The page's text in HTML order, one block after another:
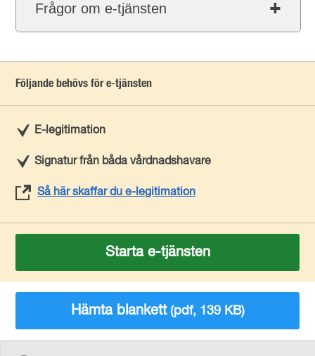
Frågor om e-tjänsten
Följande behövs för e-tjänsten
E-legitimation
Signatur från båda vårdnadshavare
Så här skaffar du e-legitimation
Starta e-tjänsten
Hämta blankett(pdf, 139 KB)